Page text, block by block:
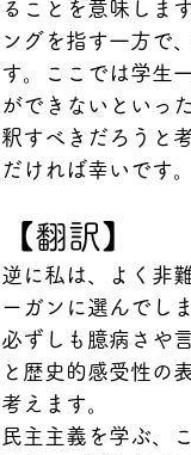
ることを意味しま
ングを指す一方で
す。ここでは学生
ができないといっ
釈すべきだろうと
だければ幸いです。
【翻訳】
逆に私は、よく非
ーガンに選んでし
必ずしも臆病さや
と歴史的感受性の
考えます。
民主主義を学ぶ、